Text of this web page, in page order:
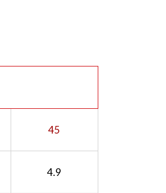
45
4.9